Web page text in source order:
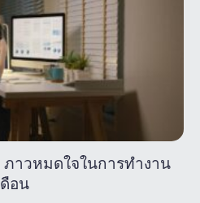
าวหมดใจในการทำงาน
อน